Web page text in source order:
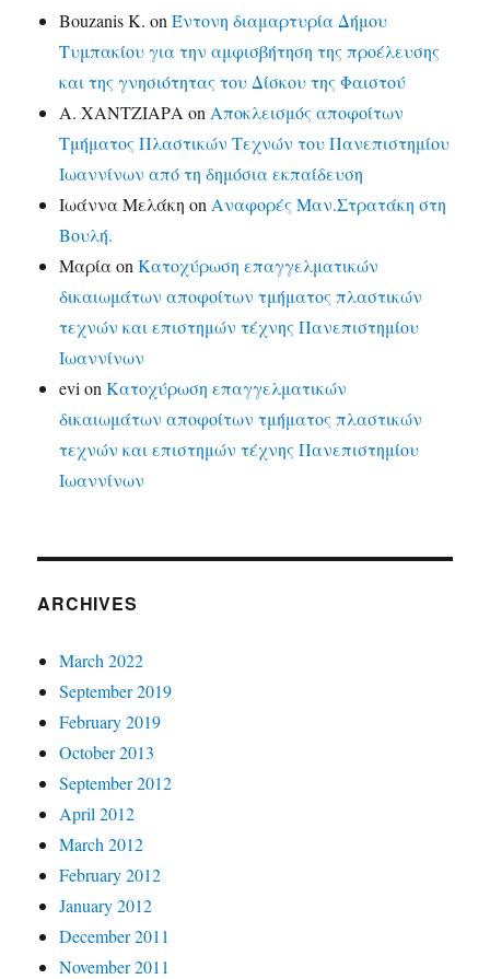
Bouzanis K. onΈντονη διαμαρτυρία Δήμου
Τυμπακίου για την αμφισβήτηση της προέλευσης
και της γνησιότητας του Δίσκου της Φαιστού
Α. ΧΑΝΤΖΙΑΡΑ on Αποκλεισμός αποφοίτων
Τμήματος Πλαστικών Τεχνών του Πανεπιστημίου
Ιωαννίνων από τη δημόσια εκπαίδευση
Ιωάννα Μελάκη on Αναφορές Μαν.Στρατάκη στη
Βουλή.
ΜαρίαonΚατοχύρωση επαγγελματικών
δικαιωμάτων αποφοίτων τμήματος πλαστικών
τεχνών και επιστημών τέχνης Πανεπιστημίου
Ιωαννίνων
evi onΚατοχύρωση επαγγελματικών
δικαιωμάτων αποφοίτων τμήματος πλαστικών
τεχνών και επιστημών τέχνης Πανεπιστημίου
Ιωαννίνων
ARCHIVES
March 2022
September 2019
February 2019
October 2013
September 2012
April 2012
March 2012
February 2012
January 2012
December 2011
November 2011